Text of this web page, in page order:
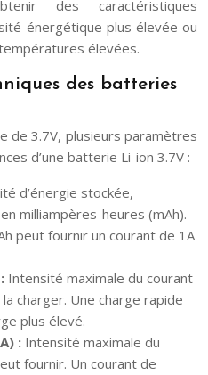
des caractéristiques
énergétique plus élevée ou
élevées.
des batteries
de 3.7V, plusieurs paramètres
d’une batterie Li-ion 3.7V :
d’énergie stockée,
milliampères-heures (mAh).
peut fournir un courant de 1A
Intensité maximale du courant
charger. Une charge rapide
plus élevé.
: Intensité maximale du
fournir. Un courant de